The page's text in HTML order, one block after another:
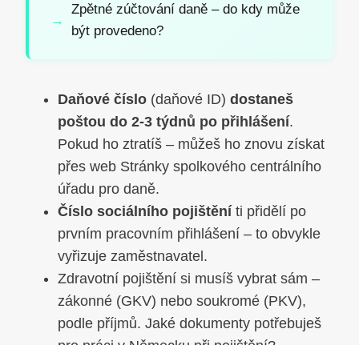
Zpětné zúčtování daně – do kdy může
být provedeno?
Daňové číslo (daňové ID) dostaneš
poštou do 2-3 týdnů po přihlášení.
Pokud ho ztratíš – můžeš ho znovu získat
přes web Stránky spolkového centrálního
úřadu pro daně.
Číslo sociálního pojištěníti přidělí po
prvním pracovním přihlášení – to obvykle
vyřizuje zaměstnavatel.
Zdravotní pojištění si musíš vybrat sám –
zákonné (GKV) nebo soukromé (PKV),
podle příjmů. Jaké dokumenty potřebuješ